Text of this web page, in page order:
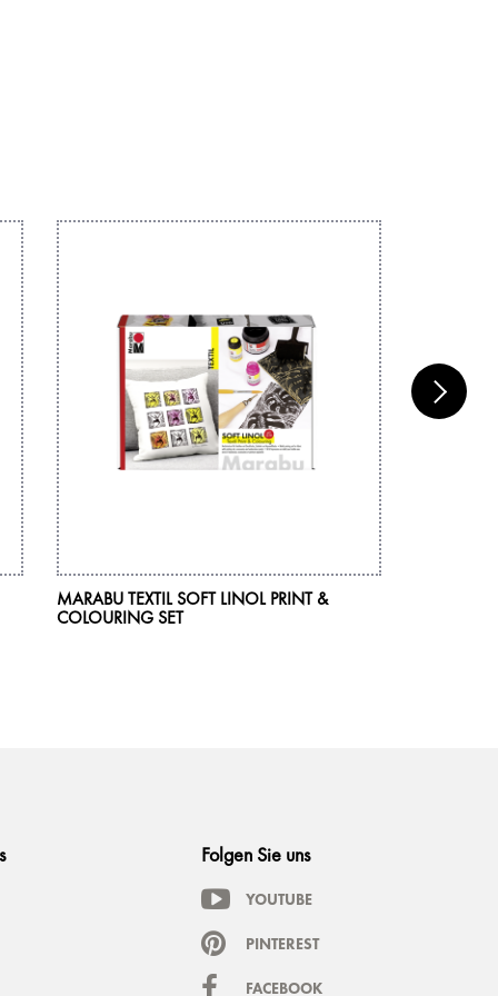
MARABU TEXTIL SOFT LINOL PRINT &
COLOURING SET
Folgen Sie uns
YOUTUBE
PINTEREST
FACEBOOK